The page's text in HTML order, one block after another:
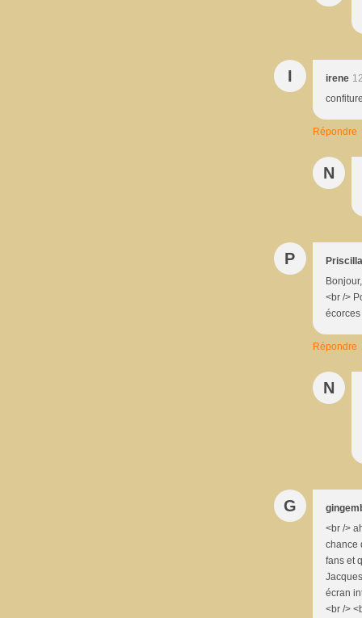
I irene
Répondre
N
P
Priscilla
<br />
Répondre
N
G
<br />
chance
fans et
écran
<br />